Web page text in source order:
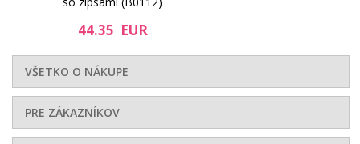
44.35 EUR
VŠETKO O NÁKUPE
PRE ZÁKAZNÍKOV